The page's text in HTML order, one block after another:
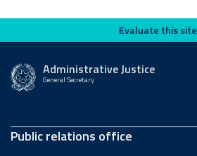
Evaluate this siteEvaluate this site
Administrative Justice
General Secretary
Public relations office